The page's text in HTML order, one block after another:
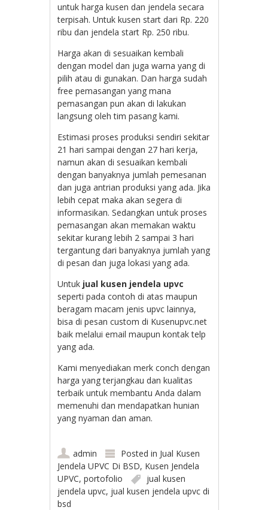
untuk harga kusen dan jendela secara
terpisah. Untuk kusen start dari Rp. 220
ribu dan jendela start Rp. 250 ribu.
Harga akan di sesuaikan kembali
dengan model dan juga warna yang di
pilih atau di gunakan. Dan harga sudah
free pemasangan yang mana
pemasangan pun akan di lakukan
langsung oleh tim pasang kami.
Estimasi proses produksi sendiri sekitar
21 hari sampai dengan 27 hari kerja,
namun akan di sesuaikan kembali
dengan banyaknya jumlah pemesanan
dan juga antrian produksi yang ada. Jika
lebih cepat maka akan segera di
informasikan. Sedangkan untuk proses
pemasangan akan memakan waktu
sekitar kurang lebih 2 sampai 3 hari
tergantung dari banyaknya jumlah yang
di pesan dan juga lokasi yang ada.
Untuk jual kusen jendela upvc
seperti pada contoh di atas maupun
beragam macam jenis upvc lainnya,
bisa di pesan custom di Kusenupvc.net
baik melalui email maupun kontak telp
yang ada.
Kami menyediakan merk conch dengan
harga yang terjangkau dan kualitas
terbaik untuk membantu Anda dalam
memenuhi dan mendapatkan hunian
yang nyaman dan aman.
admin Posted in Jual Kusen
Jendela UPVC Di BSD, Kusen Jendela
UPVC,portofolio
jual kusen
jendela upvc, jual kusen jendela upvc di
bsd